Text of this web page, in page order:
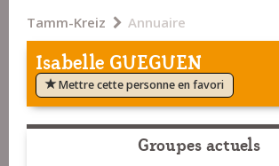
Tamm-Kreiz Annuaire
Isabelle GUEGUEN
Mettre cette personne en favori
Groupes actuels